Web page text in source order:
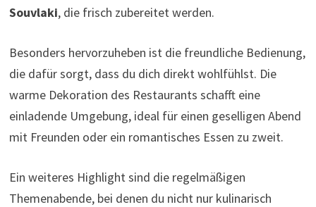
Souvlaki, die frisch zubereitet werden.
Besonders hervorzuheben ist die freundliche Bedienung,
die dafür sorgt, dass du dich direkt wohlfühlst. Die
warme Dekoration des Restaurants schafft eine
einladende Umgebung, ideal für einen geselligen Abend
mit Freunden oder ein romantisches Essen zu zweit.
Ein weiteres Highlight sind die regelmäßigen
Themenabende, bei denen du nicht nur kulinarisch